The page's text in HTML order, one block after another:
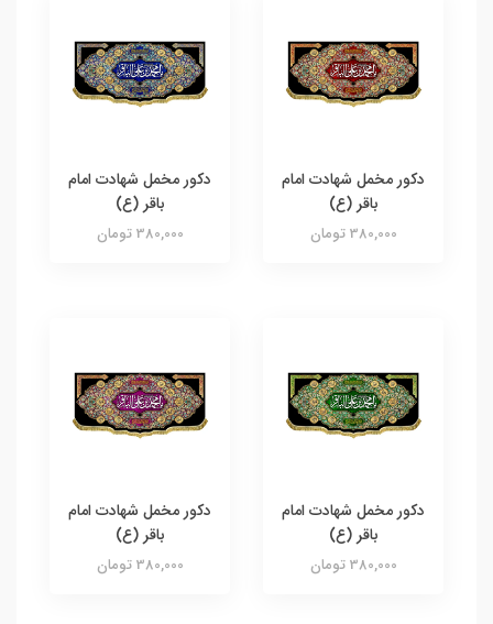
دکور مخمل شهادت امام
باقر (ع)
380,000 تومان
دکور مخمل شهادت امام
باقر (ع)
380,000 تومان
دکور مخمل شهادت امام
باقر (ع)
380,000 تومان
دکور مخمل شهادت امام
باقر (ع)
380,000 تومان